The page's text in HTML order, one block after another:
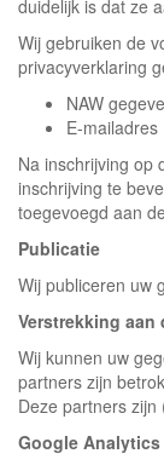
duidelijk is dat ze
Wij gebruiken de
privacyverklaring
NAW
E-mailadres
Na inschrijving op
inschrijving te
toegevoegd aan
Publicatie
Wij publiceren uw
Verstrekking aan
Wij kunnen uw
partners zijn
Deze partners
Google Analytics